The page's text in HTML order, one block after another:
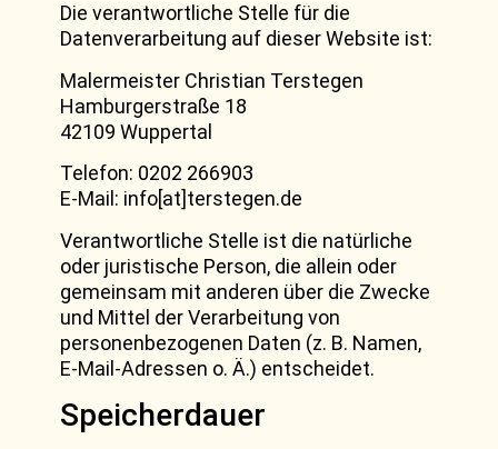
Die verantwortliche Stelle für die
Datenverarbeitung auf dieser Website ist:
Malermeister Christian Terstegen
Hamburgerstraße 18
42109 Wuppertal
Telefon: 0202 266903
E-Mail: info[at]terstegen.de
Verantwortliche Stelle ist die natürliche
oder juristische Person, die allein oder
gemeinsam mit anderen über die Zwecke
und Mittel der Verarbeitung von
personenbezogenen Daten (z. B. Namen,
E-Mail-Adressen o. Ä.) entscheidet.
Speicherdauer